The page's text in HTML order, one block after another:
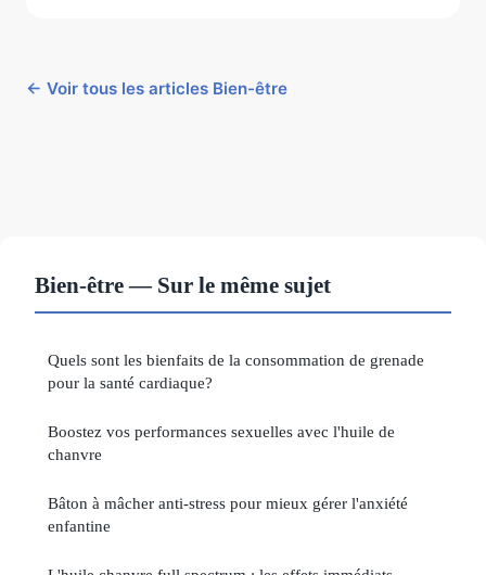
← Voir tous les articles Bien-être
Bien-être — Sur le même sujet
Quels sont les bienfaits de la consommation de grenade
pour la santé cardiaque?
Boostez vos performances sexuelles avec l'huile de
chanvre
Bâton à mâcher anti-stress pour mieux gérer l'anxiété
enfantine